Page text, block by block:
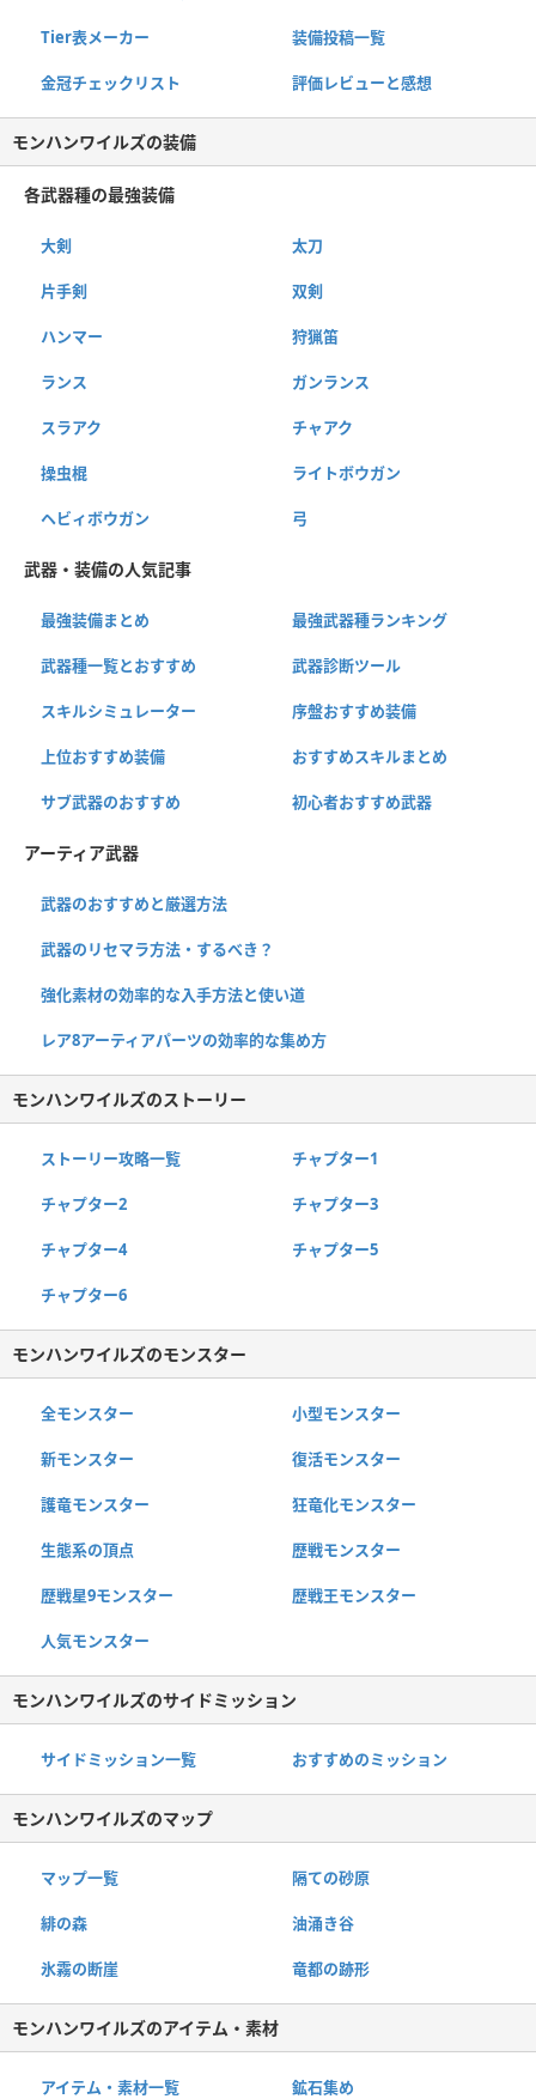
Tier表メーカー 装備投稿一覧
金冠チェックリスト 評価レビューと感想
モンハンワイルズの装備
各武器種の最強装備
大剣 太刀
片手剣 双剣
ハンマー 狩猟笛
ランス ガンランス
スラアク チャアク
操虫棍 ライトボウガン
ヘビィボウガン 弓
武器・装備の人気記事
最強装備まとめ 最強武器種ランキング
武器種一覧とおすすめ 武器診断ツール
スキルシミュレーター 序盤おすすめ装備
上位おすすめ装備 おすすめスキルまとめ
サブ武器のおすすめ 初心者おすすめ武器
アーティア武器
武器のおすすめと厳選方法
武器のリセマラ方法・するべき？
強化素材の効率的な入手方法と使い道
レア8アーティアパーツの効率的な集め方
モンハンワイルズのストーリー
ストーリー攻略一覧 チャプター1
チャプター2 チャプター3
チャプター4 チャプター5
チャプター6
モンハンワイルズのモンスター
全モンスター 小型モンスター
新モンスター 復活モンスター
護竜モンスター 狂竜化モンスター
生態系の頂点 歴戦モンスター
歴戦星9モンスター 歴戦王モンスター
人気モンスター
モンハンワイルズのサイドミッション
サイドミッション一覧 おすすめのミッション
モンハンワイルズのマップ
マップ一覧 隔ての砂原
緋の森 油涌き谷
氷霧の断崖 竜都の跡形
モンハンワイルズのアイテム・素材
アイテム・素材一覧 鉱石集め